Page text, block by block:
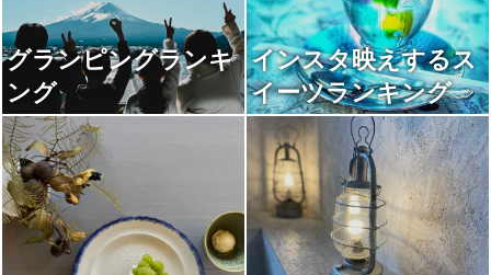
グランピングランキ
ング
インスタ映えするス
イーツランキング